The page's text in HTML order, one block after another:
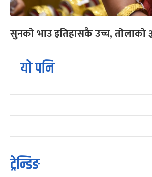
सुनको भाउ इतिहासकै उच्च, तोलाको
यो पनि
ट्रेन्डिङ